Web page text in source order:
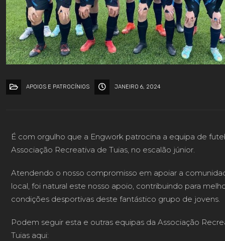
APOIOS E PATROCÍNIOS JANEIRO 6, 2024
É com orgulho que a Engwork patrocina a equipa de
Associação Recreativa de Tuias, no escalão júnior.
Atendendo o nosso compromisso em apoiar a
local, foi natural este nosso apoio, contribuindo para
condições desportivas deste fantástico grupo de jovens.
Podem seguir esta e outras equipas da Associação
Tuias aqui: